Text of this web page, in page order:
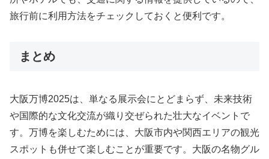
旅行前に利用方法をチェックしておくと便利です。
まとめ
大阪万博2025は、単なる展示会にとどまらず、未来技術
や国際的な文化交流が織り交ぜられた壮大なイベントで
す。万博を楽しむためには、大阪市内や関西エリアの観光
スポットも併せて楽しむことが重要です。大阪の名物グル